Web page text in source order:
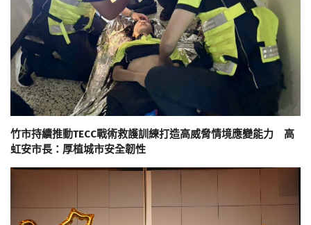
竹市持續推動TECC戰術救護訓練打造高威脅情境應變能力 高
虹安市長：厚植城市安全韌性